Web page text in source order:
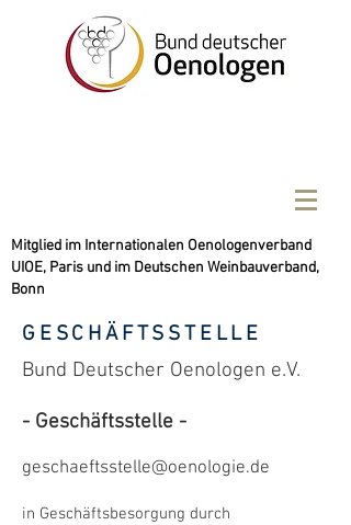
Mitglied im Internationalen Oenologenverband
UIOE, Paris und im Deutschen Weinbauverband,
Bonn
GESCHÄFTSSTELLE
Bund Deutscher Oenologen e.V.
- Geschäftsstelle -
geschaeftsstelle@oenologie.de
in Geschäftsbesorgung durch